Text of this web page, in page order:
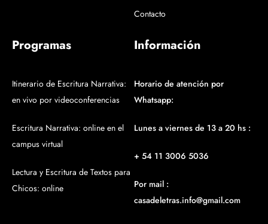
Contacto
Programas
Itinerario de Escritura Narrativa:
en vivo por videoconferencias
Escritura Narrativa: online en el
campus virtual
Lectura y Escritura de Textos para
Chicos: online
Información
Horario de atención por
Whatsapp:
Lunes a viernes de 13 a 20 hs :
+ 54 11 3006 5036
Por mail :
casadeletras.info@gmail.com